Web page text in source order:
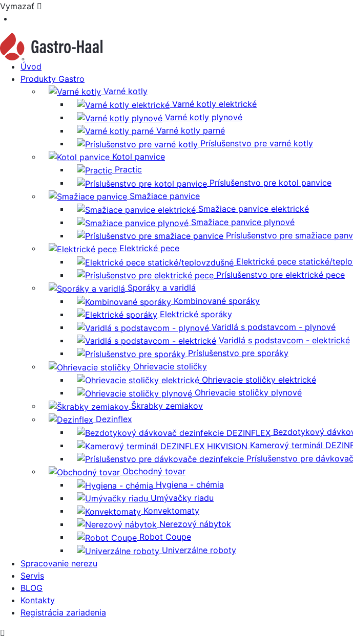
Vymazať
Úvod
Produkty Gastro
Varné kotly
Varné kotly elektrické
Varné kotly plynové
Varné kotly parné
Príslušenstvo pre varné kotly
Kotol panvice
Practic
Príslušenstvo pre kotol panvice
Smažiace panvice
Smažiace panvice elektrické
Smažiace panvice plynové
Príslušenstvo pre smažiace
Elektrické pece
Elektrické pece statické/
Príslušenstvo pre elektrické pece
Sporáky a varidlá
Kombinované sporáky
Elektrické sporáky
Varidlá s podstavcom - plynové
Varidlá s podstavcom - elektrické
Príslušenstvo pre sporáky
Ohrievacie stoličky
Ohrievacie stoličky elektrické
Ohrievacie stoličky plynové
Škrabky zemiakov
Dezinflex
Bezdotykový
Kamerový terminál
Príslušenstvo pre
Obchodný tovar
Hygiena - chémia
Umývačky riadu
Konvektomaty
Nerezový nábytok
Robot Coupe
Univerzálne roboty
Spracovanie nerezu
Servis
BLOG
Kontakty
Registrácia zariadenia